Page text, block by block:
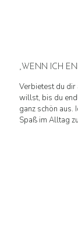
„WENN ICH
Verbietest du
willst, bis du
ganz schön aus.
Spaß im Alltag